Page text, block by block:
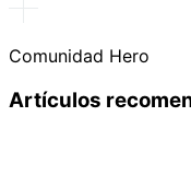
Comunidad Hero
Artículos